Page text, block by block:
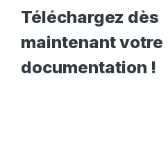
Téléchargez dès
maintenant votre
documentation !